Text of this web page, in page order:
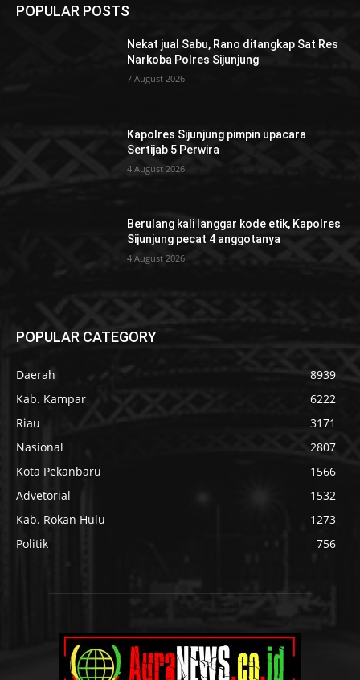
POPULAR POSTS
Nekat jual Sabu, Rano ditangkap Sat Res
Narkoba Polres Sijunjung
7 August 2026
Kapolres Sijunjung pimpin upacara
Sertijab 5 Perwira
4 August 2026
Berulang kali langgar kode etik, Kapolres
Sijunjung pecat 4 anggotanya
4 August 2026
POPULAR CATEGORY
Daerah
8939
Kab. Kampar
6222
Riau
3171
Nasional
2807
Kota Pekanbaru
1566
Advetorial
1532
Kab. Rokan Hulu
1273
Politik
756